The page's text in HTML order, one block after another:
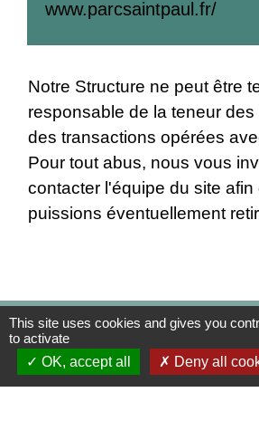
www.parcsaintpaul.fr/
Notre Structure ne peut être
responsable de la teneur
des transactions opérées
Pour tout abus, nous vous
contacter l'équipe du site afin
puissions éventuellement
Contact
Commune
60 rue du
This site uses cookies and gives you
to activate
OK, accept all
Deny all